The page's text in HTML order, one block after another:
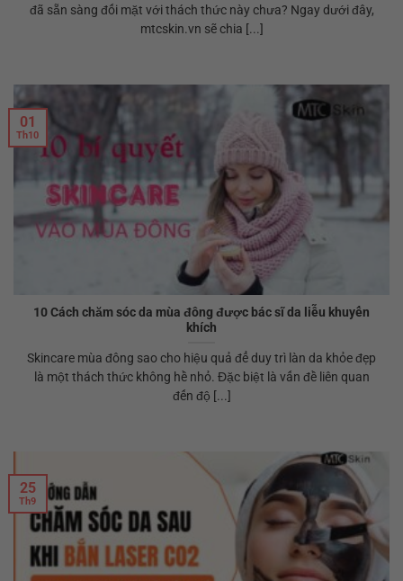
đã sẵn sàng đối mặt với thách thức này chưa? Ngay dưới đây,
mtcskin.vn sẽ chia [...]
10 Cách chăm sóc da mùa đông được bác sĩ da liễu khuyến
khích
Skincare mùa đông sao cho hiệu quả để duy trì làn da khỏe đẹp
là một thách thức không hề nhỏ. Đặc biệt là vấn đề liên quan
đến độ [...]
01
Th10
25
Th9